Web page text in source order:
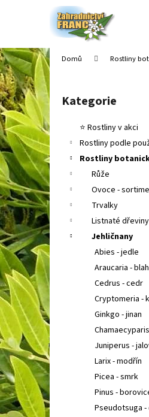
Domů Rostliny
P
o
s
t
r
a
n
n
í
p
a
n
e
l
Přeskočit
kategorie
Kategorie
⭐ Rostliny v akci
Rostliny podle
Rostliny
Růže
Ovoce -
Trvalky
Listnaté dřeviny
Jehličnany
Abies - jedle
Araucaria -
Cedrus - cedr
Cryptomeria -
Ginkgo - jinan
Juniperus -
Larix - modřín
Picea - smrk
Pinus -
Pseudotsuga -
í
k
Zpět
do
obchodu
Zpět
do
obchodu
POLYSTICHUM
LALOČNATÁ